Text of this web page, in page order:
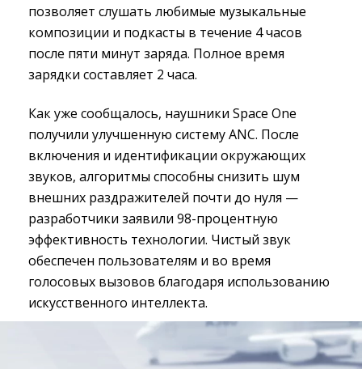
позволяет слушать любимые музыкальные
композиции и подкасты в течение 4 часов
после пяти минут заряда. Полное время
зарядки составляет 2 часа.
Как уже сообщалось, наушники Space One
получили улучшенную систему ANC. После
включения и идентификации окружающих
звуков, алгоритмы способны снизить шум
внешних раздражителей почти до нуля —
разработчики заявили 98-процентную
эффективность технологии. Чистый звук
обеспечен пользователям и во время
голосовых вызовов благодаря использованию
искусственного интеллекта.